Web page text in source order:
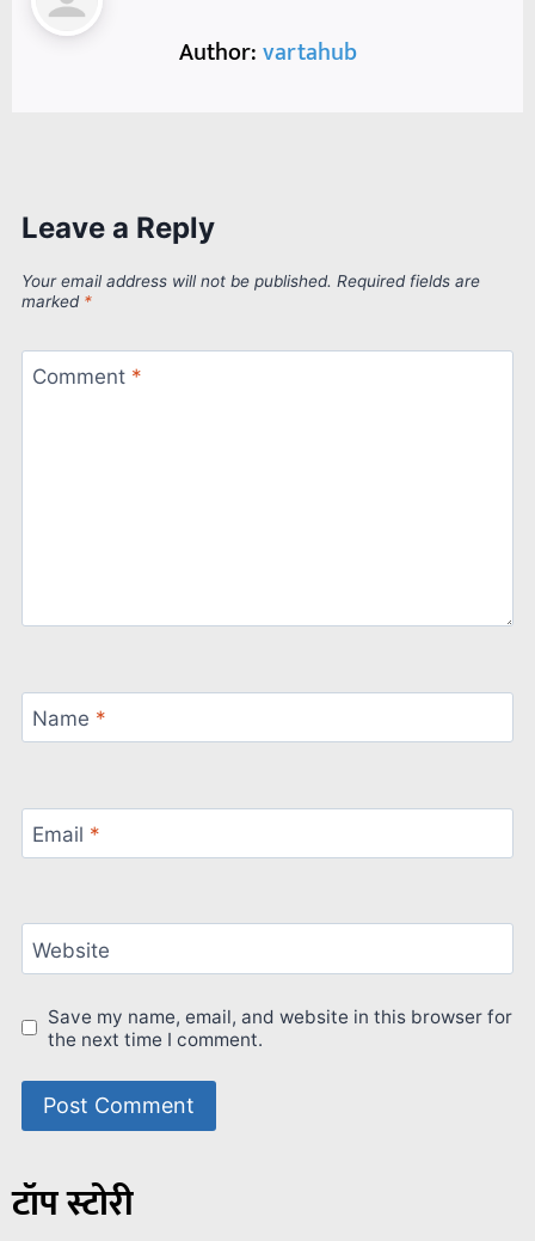
Author:vartahub
Leave a Reply
Your email address will not be published. Required fields are
marked *
Comment *
Name *
Email *
Website
Save my name, email, and website in this browser for
the next time I comment.
टॉप स्टोरी